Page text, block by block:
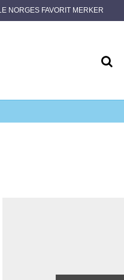
NORGES FAVORIT MERKER